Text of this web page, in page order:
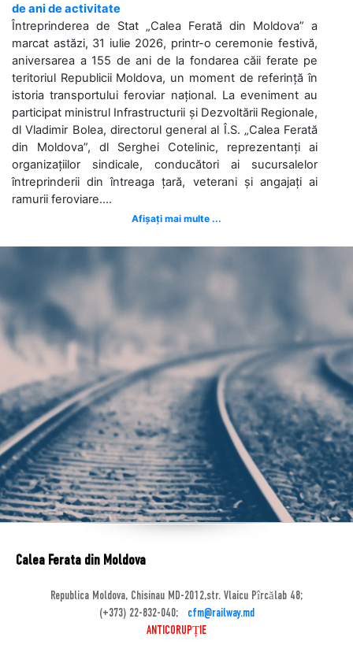
de ani de activitate
Întreprinderea de Stat „Calea Ferată din Moldova” a
marcat astăzi, 31 iulie 2026, printr-o ceremonie festivă,
aniversarea a 155 de ani de la fondarea căii ferate pe
teritoriul Republicii Moldova, un moment de referință în
istoria transportului feroviar național. La eveniment au
participat ministrul Infrastructurii și Dezvoltării Regionale,
dl Vladimir Bolea, directorul general al Î.S. „Calea Ferată
din Moldova”, dl Serghei Cotelinic, reprezentanți ai
organizațiilor sindicale, conducători ai sucursalelor
întreprinderii din întreaga țară, veterani și angajați ai
ramurii feroviare....
Afișați mai multe ...
Calea Ferata din Moldova
Republica Moldova, Chisinau MD-2012,str. Vlaicu Pîrcălab 48;
(+373) 22-832-040;
cfm@railway.md
ANTICORUPȚIE